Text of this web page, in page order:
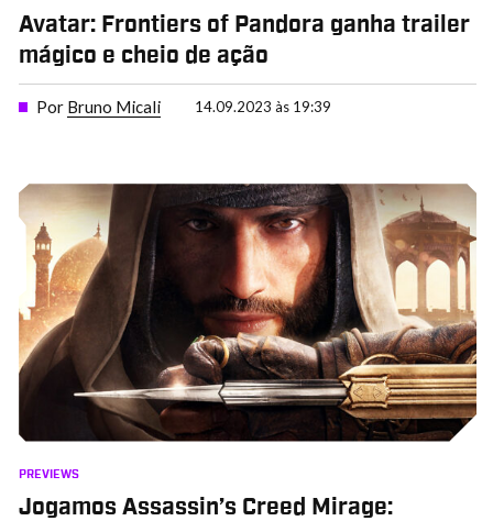
Avatar: Frontiers of Pandora ganha trailer
mágico e cheio de ação
Por Bruno Micali 14.09.2023 às 19:39
PREVIEWS
Jogamos Assassin’s Creed Mirage: